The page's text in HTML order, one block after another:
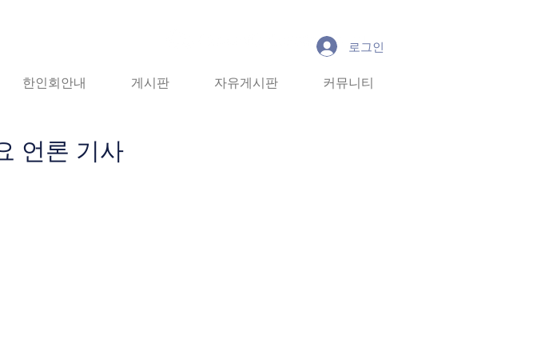
로그인
한인회안내 게시판 자유게시판 커뮤니티
한인회안내 게시판 자유게시판 커뮤니티 More
언론 기사